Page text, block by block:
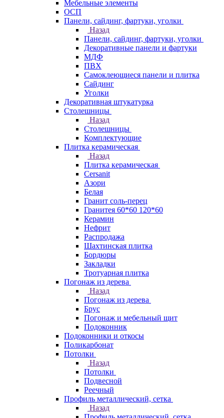
Мебельные элементы
ОСП
Панели, сайдинг, фартуки, уголки
Назад
Панели, сайдинг, фартуки, уголки
Декоративные панели и фартуки
МДФ
ПВХ
Самоклеющиеся панели и плитка
Сайдинг
Уголки
Декоративная штукатурка
Столешницы
Назад
Столешницы
Комплектующие
Плитка керамическая
Назад
Плитка керамическая
Cersanit
Азори
Белая
Гранит соль-перец
Гранитея 60*60 120*60
Керамин
Нефрит
Распродажа
Шахтинская плитка
Бордюры
Закладки
Тротуарная плитка
Погонаж из дерева
Назад
Погонаж из дерева
Брус
Погонаж и мебельный щит
Подоконник
Подоконники и откосы
Поликарбонат
Потолки
Назад
Потолки
Подвесной
Реечный
Профиль металлический, сетка
Назад